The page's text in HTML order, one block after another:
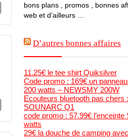
bons plans , promos , bonnes
web et d’ailleurs …
D’autres bonnes affaires
11.25€ le tee shirt Quiksilver
Code promo : 169€ un
200 watts – NEWSMY 200W
Ecouteurs bluetooth pas chers
SOUNARC Q1
code promo : 57.99€
watts
29€ la douche de camping